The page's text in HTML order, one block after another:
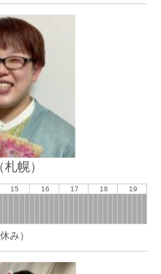
幌）
15 16 17 18 19
み）